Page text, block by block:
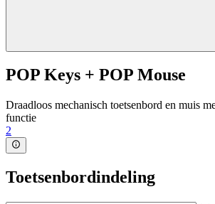
POP Keys + POP Mouse
Draadloos mechanisch toetsenbord en muis
functie
2
Toetsenbordindeling